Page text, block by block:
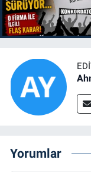
Yorumlar